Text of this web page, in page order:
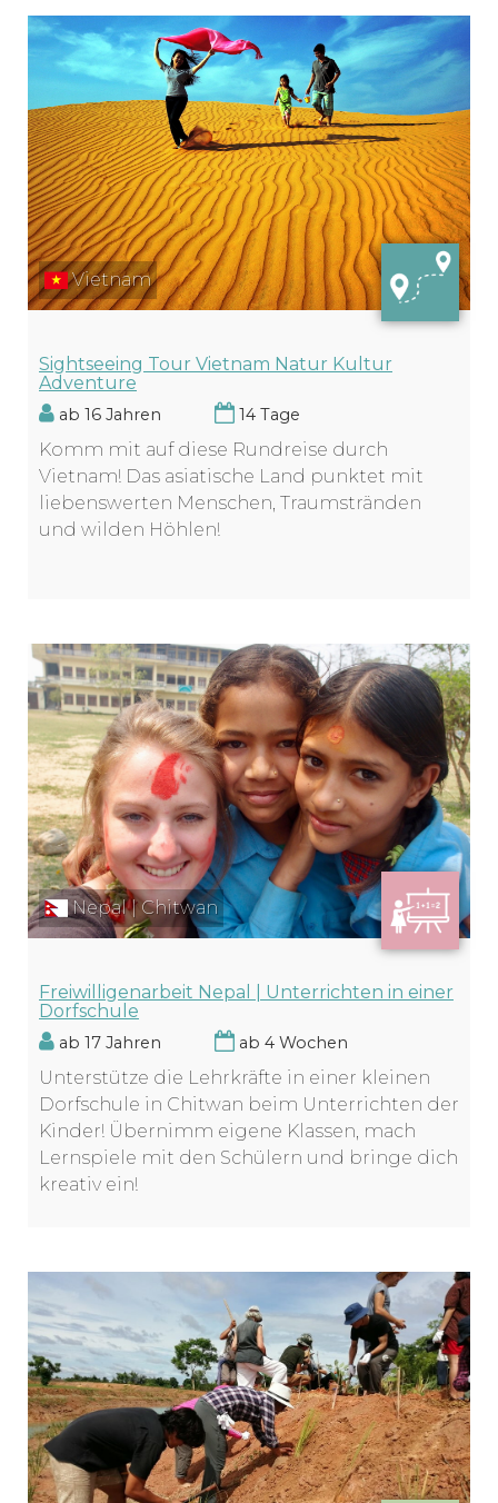
Vietnam
Sightseeing Tour Vietnam Natur Kultur
Adventure
ab 16 Jahren 14 Tage
Komm mit auf diese Rundreise durch
Vietnam! Das asiatische Land punktet mit
liebenswerten Menschen, Traumstränden
und wilden Höhlen!
Nepal | Chitwan
Freiwilligenarbeit Nepal | Unterrichten in einer
Dorfschule
ab 17 Jahren ab 4 Wochen
Unterstütze die Lehrkräfte in einer kleinen
Dorfschule in Chitwan beim Unterrichten der
Kinder! Übernimm eigene Klassen, mach
Lernspiele mit den Schülern und bringe dich
kreativ ein!